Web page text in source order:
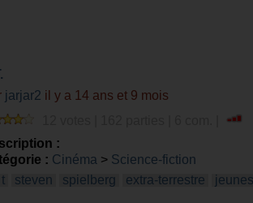
jarjar2 il y a 14 ans et 9 mois
:
: Cinéma > Science-fiction
t steven spielberg extra-terrestre